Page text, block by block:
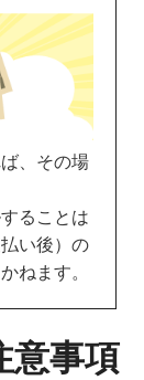
、その場
ることは
い後）の
ねます。
意事項